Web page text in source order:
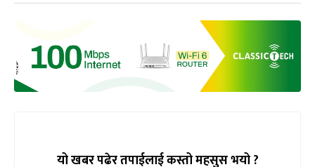
यो खबर पढेर तपाईलाई कस्तो महसुस भयो ?